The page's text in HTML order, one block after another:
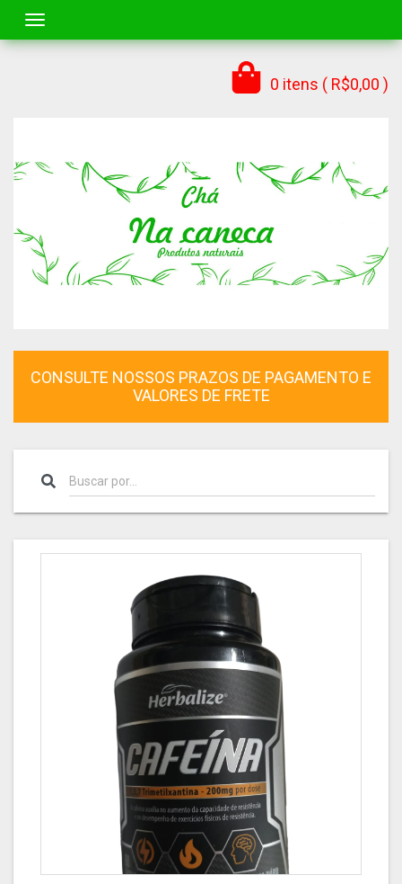
Toggle navigation
0 itens ( R$0,00 )
CONSULTE NOSSOS PRAZOS DE PAGAMENTO E
VALORES DE FRETE